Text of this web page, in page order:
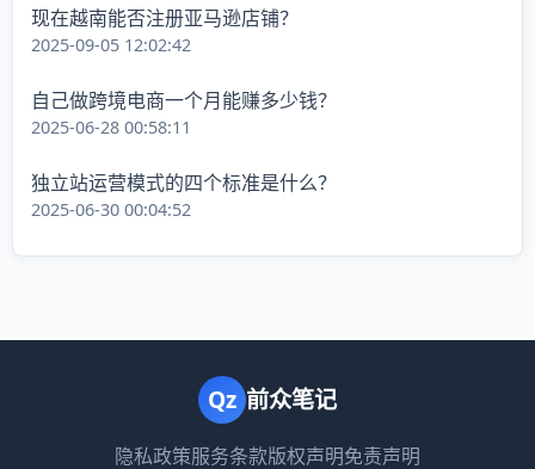
现在越南能否注册亚马逊店铺？
2025-09-05 12:02:42
自己做跨境电商一个月能赚多少钱？
2025-06-28 00:58:11
独立站运营模式的四个标准是什么？
2025-06-30 00:04:52
Qz 前众笔记
隐私政策服务条款版权声明免责声明